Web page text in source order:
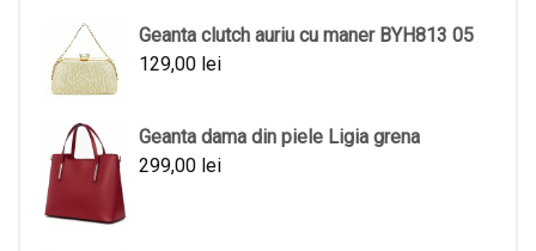
Geanta clutch auriu cu maner BYH813 05
129,00 lei
Geanta dama din piele Ligia grena
299,00 lei